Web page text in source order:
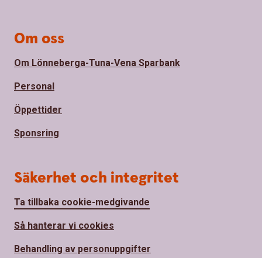
Om oss
Om Lönneberga-Tuna-Vena Sparbank
Personal
Öppettider
Sponsring
Säkerhet och integritet
Ta tillbaka cookie-medgivande
Så hanterar vi cookies
Behandling av personuppgifter